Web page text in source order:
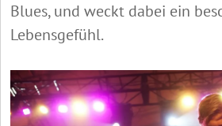
Blues, und weckt dabei ein
Lebensgefühl.